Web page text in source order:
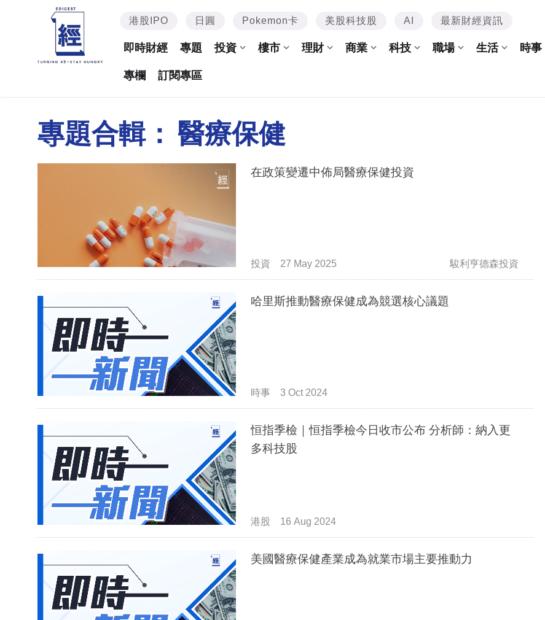
港股IPO 日圓 Pokemon卡 美股科技股 AI 最新財經資訊
即時財經 專題 投資 樓市 理財 商業 科技 職場 生活 時事
專欄 訂閱專區
專題合輯： 醫療保健
在政策變遷中佈局醫療保健投資
投資 27 May 2025 駿利亨德森投資
哈里斯推動醫療保健成為競選核心議題
時事 3 Oct 2024
恒指季檢｜恒指季檢今日收市公布 分析師：納入更
多科技股
港股 16 Aug 2024
美國醫療保健產業成為就業市場主要推動力